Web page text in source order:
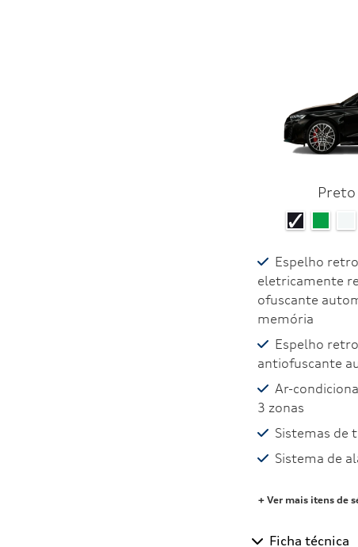
Espelho
eletricamente
ofuscante
memória
Espelho
antiofuscante
Ar-
3 zonas
Sistemas de
Sistema de
+ Ver mais itens de
Ficha técnica